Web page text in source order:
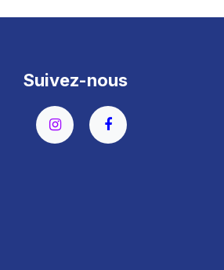
Suivez-nous